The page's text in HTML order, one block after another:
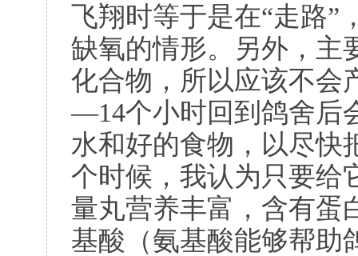
飞翔时等于是在“走路”
缺氧的情形。另外，主
化合物，所以应该不会
—14个小时回到鸽舍后
水和好的食物，以尽快
个时候，我认为只要给
量丸营养丰富，含有蛋
基酸（氨基酸能够帮助